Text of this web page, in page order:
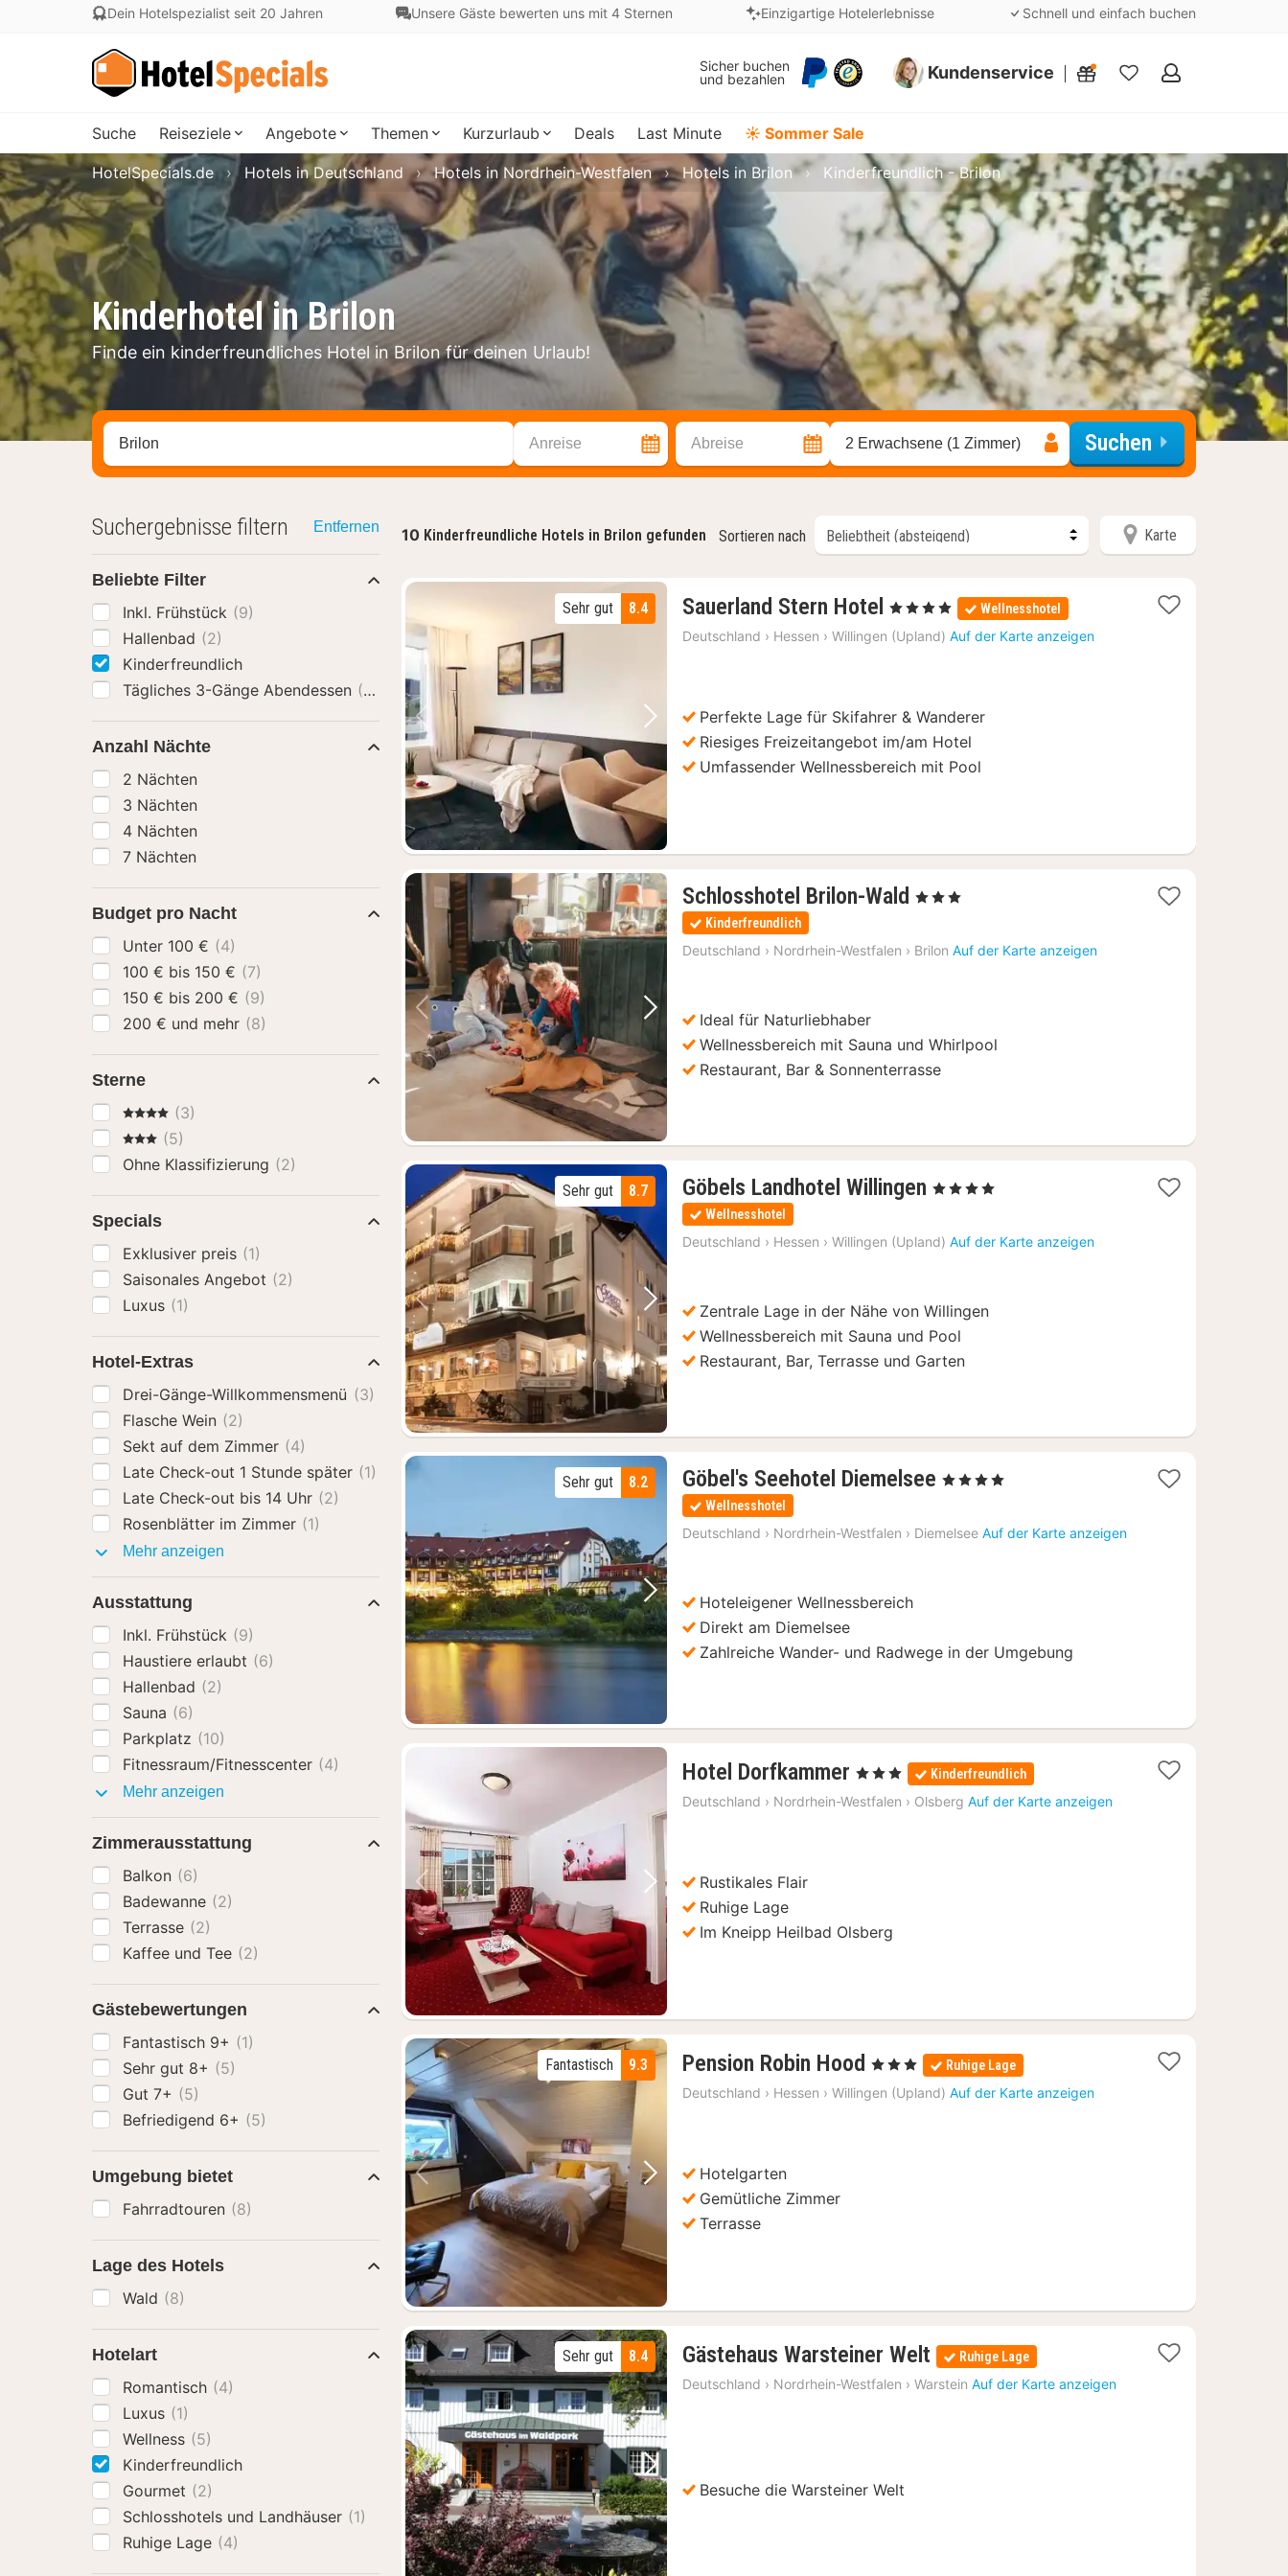
Dein Hotelspezialist seit 20 Jahren Unsere Gäste bewerten uns mit 4 Sternen Einzigartige Hotelerlebnisse Schnell und einfach buchen
Sicher buchen
und bezahlen
Kundenservice
Meine
Suche Reiseziele Angebote Themen Kurzurlaub Deals Last Minute ☀️ Sommer Sale
Kinderhotel in Brilon
Finde ein kinderfreundliches Hotel in Brilon für deinen Urlaub!
HotelSpecials.de Hotels in Deutschland Hotels in Nordrhein-Westfalen Hotels in Brilon Kinderfreundlich - Brilon
Stadt, Region oder Hotel suchen Anreise Abreise 2 Erwachsene (1 Zimmer) Suchen
10 Kinderfreundliche Hotels in Brilon gefunden Sortieren nach Karte
Vorheriges Bild Nächstes Bild
8.4
Sehr gut Sauerland Stern Hotel 2
Nächte
ab
, 4 Sterne Wellnesshotel
Deutschland › Hessen › Willingen (Upland) Auf der Karte anzeigen
Perfekte Lage für Skifahrer & Wanderer
Riesiges Freizeitangebot im/am Hotel
Umfassender Wellnessbereich mit Pool
Vorheriges Bild Nächstes Bild
Schlosshotel Brilon-Wald 1
ab
91
, 3 Sterne
Kinderfreundlich
Deutschland › Nordrhein-Westfalen › Brilon Auf der Karte anzeigen
Ideal für Naturliebhaber
Wellnessbereich mit Sauna und Whirlpool
Restaurant, Bar & Sonnenterrasse
Vorheriges Bild Nächstes Bild
8.7
Sehr gut Göbels Landhotel Willingen 1
ab
175
, 4 Sterne
Wellnesshotel
Deutschland › Hessen › Willingen (Upland) Auf der Karte anzeigen
Zentrale Lage in der Nähe von Willingen
Wellnessbereich mit Sauna und Pool
Restaurant, Bar, Terrasse und Garten
Vorheriges Bild Nächstes Bild
8.2
Sehr gut Göbel's Seehotel Diemelsee 1
ab
162
, 4 Sterne
Wellnesshotel
Deutschland › Nordrhein-Westfalen › Diemelsee Auf der Karte anzeigen
Hoteleigener Wellnessbereich
Direkt am Diemelsee
Zahlreiche Wander- und Radwege in der Umgebung
Vorheriges Bild Nächstes Bild
Hotel Dorfkammer 1
Nacht
ab
, 3 Sterne Kinderfreundlich
Deutschland › Nordrhein-Westfalen › Olsberg Auf der Karte anzeigen
Rustikales Flair
Ruhige Lage
Im Kneipp Heilbad Olsberg
Vorheriges Bild Nächstes Bild
9.3
Fantastisch Pension Robin Hood 3
Nächte
ab
, 3 Sterne Ruhige Lage
Deutschland › Hessen › Willingen (Upland) Auf der Karte anzeigen
Hotelgarten
Gemütliche Zimmer
Terrasse
Vorheriges Bild Nächstes Bild
8.4
Sehr gut Gästehaus Warsteiner Welt 1
Nacht
ab
Ruhige Lage
Deutschland › Nordrhein-Westfalen › Warstein Auf der Karte anzeigen
Besuche die Warsteiner Welt
Suchergebnisse filtern Entfernen
Beliebte Filter
Inkl. Frühstück (9)
Hallenbad (2)
Kinderfreundlich
Tägliches 3-Gänge Abendessen (2)
Anzahl Nächte
2 Nächten
3 Nächten
4 Nächten
7 Nächten
Budget pro Nacht
Unter 100 € (4)
100 € bis 150 € (7)
150 € bis 200 € (9)
200 € und mehr (8)
Sterne
4 Sterne(3)
3 Sterne
(5)
Ohne Klassifizierung (2)
Specials
Exklusiver preis (1)
Saisonales Angebot (2)
Luxus (1)
Hotel-Extras
Drei-Gänge-Willkommensmenü (3)
Flasche Wein (2)
Sekt auf dem Zimmer (4)
Late Check-out 1 Stunde später (1)
Late Check-out bis 14 Uhr (2)
Rosenblätter im Zimmer (1)
Mehr anzeigen
Ausstattung
Inkl. Frühstück (9)
Haustiere erlaubt (6)
Hallenbad (2)
Sauna (6)
Parkplatz (10)
Fitnessraum/Fitnesscenter (4)
Mehr anzeigen
Zimmerausstattung
Balkon (6)
Badewanne (2)
Terrasse (2)
Kaffee und Tee (2)
Gästebewertungen
Fantastisch 9+ (1)
Sehr gut 8+ (5)
Gut 7+ (5)
Befriedigend 6+ (5)
Umgebung bietet
Fahrradtouren (8)
Lage des Hotels
Wald (8)
Hotelart
Romantisch (4)
Luxus (1)
Wellness (5)
Kinderfreundlich
Gourmet (2)
Schlosshotels und Landhäuser (1)
Ruhige Lage (4)